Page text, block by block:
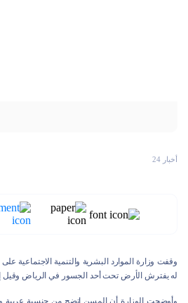
أخبار 24
وقفت وزارة الموارد البشرية والتنمية الاجتماعية
له يفترش الأرض تحت أحد الجسور في الرياض وقيل